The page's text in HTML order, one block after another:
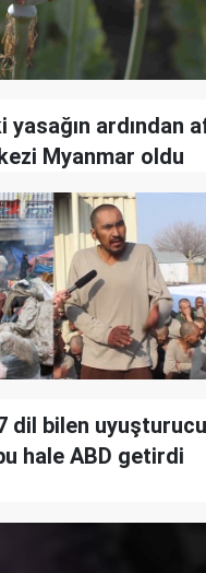
ardından
Myanmar oldu
dil bilen uyuşturucu
hale ABD getirdi